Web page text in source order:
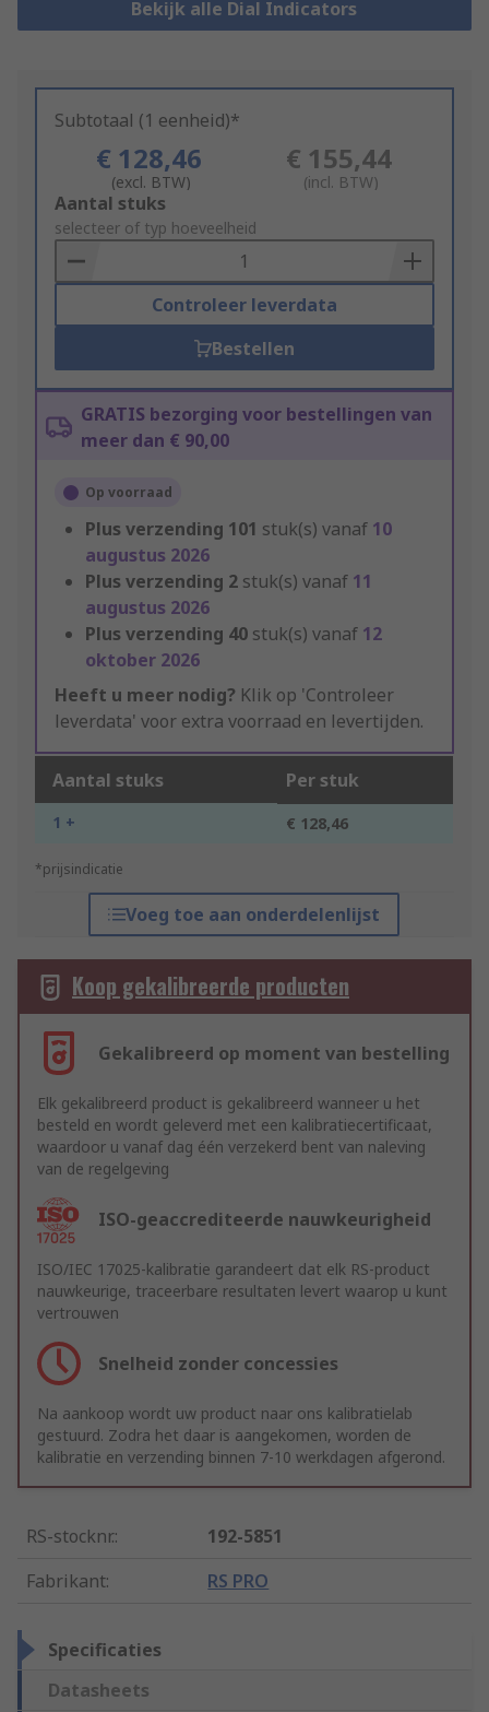
Bekijk alle Dial Indicators
Subtotaal (1 eenheid)*
€ 128,46
(excl. BTW)
€ 155,44
(incl. BTW)
Add
to
Basket
Aantal stuks
selecteer of typ hoeveelheid
Controleer leverdata
Bestellen
GRATIS bezorging voor bestellingen van
meer dan € 90,00
Op voorraad
Plus verzending 101 stuk(s) vanaf 10
augustus 2026
Plus verzending 2 stuk(s) vanaf 11
augustus 2026
Plus verzending 40 stuk(s) vanaf 12
oktober 2026
Heeft u meer nodig? Klik op 'Controleer
leverdata' voor extra voorraad en levertijden.
Aantal stuks Per stuk
1 + € 128,46
*prijsindicatie
Voeg toe aan onderdelenlijst
Koop gekalibreerde producten
Gekalibreerd op moment van bestelling
Elk gekalibreerd product is gekalibreerd wanneer u het
besteld en wordt geleverd met een kalibratiecertificaat,
waardoor u vanaf dag één verzekerd bent van naleving
van de regelgeving
ISO-geaccrediteerde nauwkeurigheid
ISO/IEC 17025-kalibratie garandeert dat elk RS-product
nauwkeurige, traceerbare resultaten levert waarop u kunt
vertrouwen
Snelheid zonder concessies
Na aankoop wordt uw product naar ons kalibratielab
gestuurd. Zodra het daar is aangekomen, worden de
kalibratie en verzending binnen 7-10 werkdagen afgerond.
RS-stocknr.:
192-5851
Fabrikant: RS PRO
Specificaties
Datasheets